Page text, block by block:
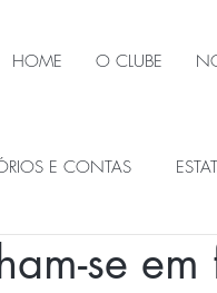
HOME O CLUBE
E CONTAS
ÓRGÃOS SOCIAISse em